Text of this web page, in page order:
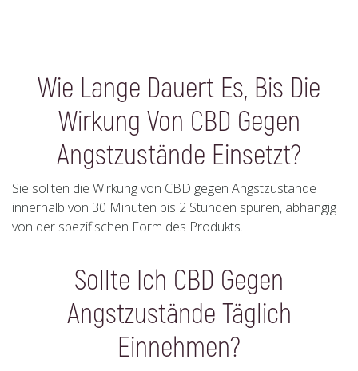
Wie Lange Dauert Es, Bis Die
Wirkung Von CBD Gegen
Angstzustände Einsetzt?
Sie sollten die Wirkung von CBD gegen Angstzustände
innerhalb von 30 Minuten bis 2 Stunden spüren, abhängig
von der spezifischen Form des Produkts.
Sollte Ich CBD Gegen
Angstzustände Täglich
Einnehmen?